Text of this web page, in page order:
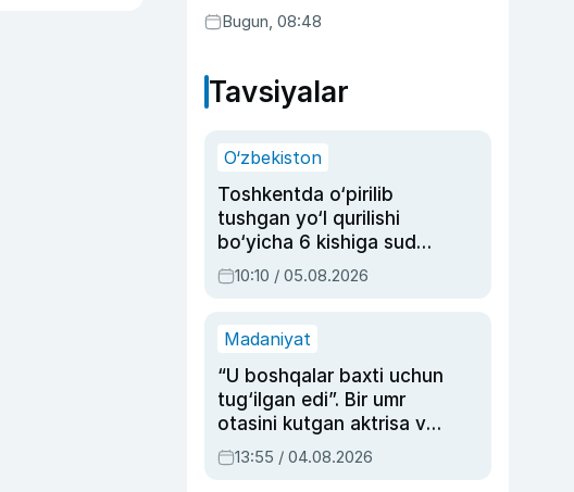
Bugun, 08:48
Tavsiyalar
O‘zbekiston
Toshkentda o‘pirilib
tushgan yo‘l qurilishi
bo‘yicha 6 kishiga sud
hukmi o‘qildi
10:10 / 05.08.2026
Madaniyat
“U boshqalar baxti uchun
tug‘ilgan edi”. Bir umr
otasini kutgan aktrisa va
dublyaj ustasi Rimma
Ahmedovaning
13:55 / 04.08.2026